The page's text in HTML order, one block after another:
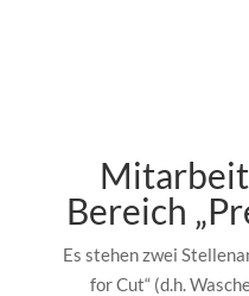
Bereich
Es stehen zwei
for Cut“ (d.h.